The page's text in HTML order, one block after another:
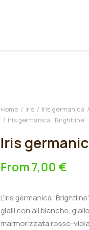
Home Iris Iris germanica
Iris germanica “Brightline”
Iris
From 7,00 €
L’iris germanica
gialli con ali bianche,
marmorizzata rosso-